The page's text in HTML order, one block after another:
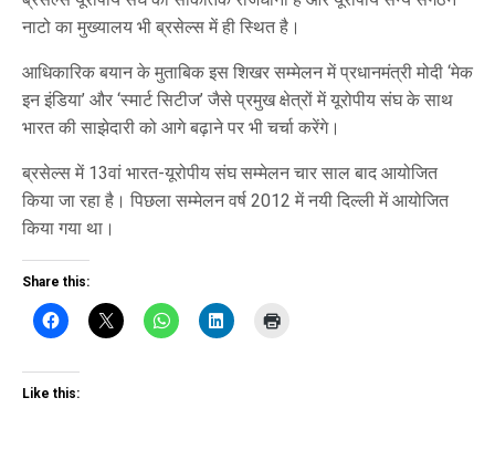
नाटो का मुख्यालय भी ब्रसेल्स में ही स्थित है।
आधिकारिक बयान के मुताबिक इस शिखर सम्मेलन में प्रधानमंत्री मोदी ‘मेक
इन इंडिया’ और ‘स्मार्ट सिटीज’ जैसे प्रमुख क्षेत्रों में यूरोपीय संघ के साथ
भारत की साझेदारी को आगे बढ़ाने पर भी चर्चा करेंगे।
ब्रसेल्स में 13वां भारत-यूरोपीय संघ सम्मेलन चार साल बाद आयोजित
किया जा रहा है। पिछला सम्मेलन वर्ष 2012 में नयी दिल्ली में आयोजित
किया गया था।
Share this:
Like this: